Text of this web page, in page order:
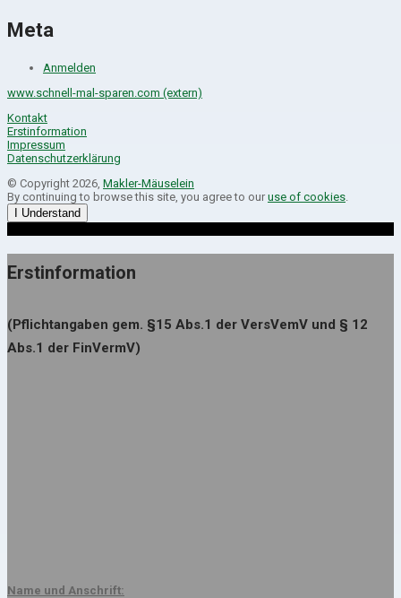
Meta
Anmelden
www.schnell-mal-sparen.com (extern)
Kontakt
Erstinformation
Impressum
Datenschutzerklärung
© Copyright 2026, Makler-Mäuselein
By continuing to browse this site, you agree to our use of cookies
I Understand
Erstinformation
(Pflichtangaben gem. §15 Abs.1 der VersVemV und § 12
Abs.1 der FinVermV)
Name und Anschrift: